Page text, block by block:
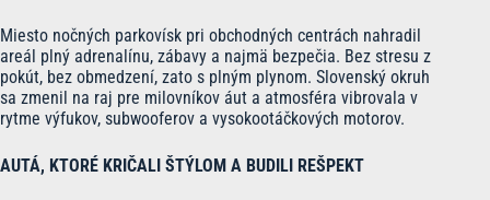
Miesto nočných parkovísk pri obchodných centrách nahradil
areál plný adrenalínu, zábavy a najmä bezpečia. Bez stresu z
pokút, bez obmedzení, zato s plným plynom. Slovenský okruh
sa zmenil na raj pre milovníkov áut a atmosféra vibrovala v
rytme výfukov, subwooferov a vysokootáčkových motorov.
AUTÁ, KTORÉ KRIČALI ŠTÝLOM A BUDILI REŠPEKT